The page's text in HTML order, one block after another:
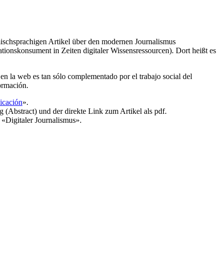
Artikel über den modernen Journalismus
in Zeiten digitaler Wissensressourcen). Dort heißt es
la web es tan sólo complementado por el trabajo social del
».
(Abstract) und der direkte Link zum Artikel als pdf.
Journalismus».